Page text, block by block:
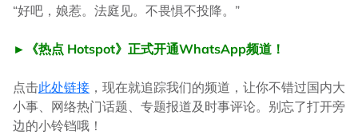
“好吧，娘惹。法庭见。不畏惧不投降。”
►《热点 Hotspot》正式开通WhatsApp频道！
点击此处链接 ，现在就追踪我们的频道，让你不错过国内大
小事、网络热门话题、专题报道及时事评论。别忘了打开旁
边的小铃铛哦！